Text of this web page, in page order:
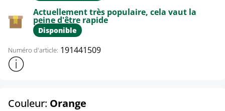
Actuellement très populaire, cela vaut la
peine d'être rapide
Disponible
Numéro d'article: 191441509
Afficher plus d'informations sur le produit
Couleur: Orange